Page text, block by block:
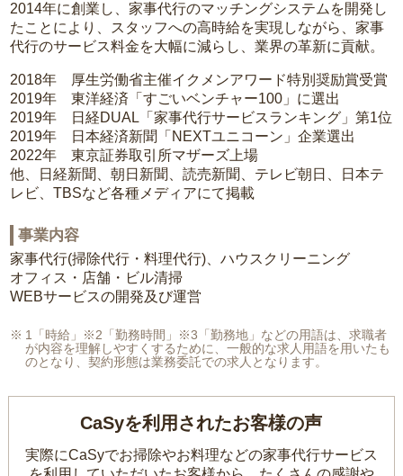
2014年に創業し、家事代行のマッチングシステムを開発し
たことにより、スタッフへの高時給を実現しながら、家事
代行のサービス料金を大幅に減らし、業界の革新に貢献。
2018年 厚生労働省主催イクメンアワード特別奨励賞受賞
2019年 東洋経済「すごいベンチャー100」に選出
2019年 日経DUAL「家事代行サービスランキング」第1位
2019年 日本経済新聞「NEXTユニコーン」企業選出
2022年 東京証券取引所マザーズ上場
他、日経新聞、朝日新聞、読売新聞、テレビ朝日、日本テ
レビ、TBSなど各種メディアにて掲載
事業内容
家事代行(掃除代行・料理代行)、ハウスクリーニング
オフィス・店舗・ビル清掃
WEBサービスの開発及び運営
1「時給」※2「勤務時間」※3「勤務地」などの用語は、求職者
が内容を理解しやすくするために、一般的な求人用語を用いたも
のとなり、契約形態は業務委託での求人となります。
CaSyを利用されたお客様の声
実際にCaSyでお掃除やお料理などの家事代行サービス